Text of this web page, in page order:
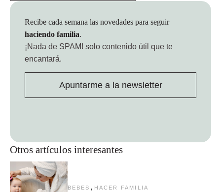
Otros artículos interesantes
BEBES , HACER FAMILIA
Recibe cada semana las novedades para seguir
haciendo familia.
¡Nada de SPAM! solo contenido útil que te
encantará.
Apuntarme a la newsletter